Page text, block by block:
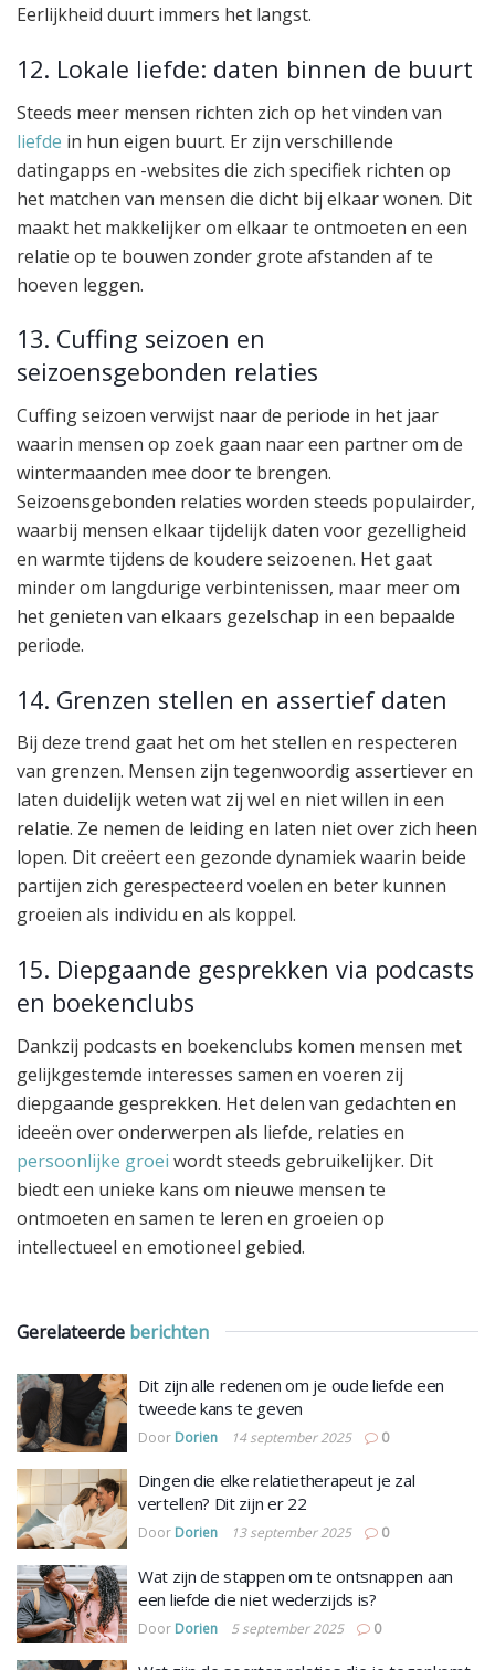
Eerlijkheid duurt immers het langst.
12. Lokale liefde: daten binnen de buurt
Steeds meer mensen richten zich op het vinden van
liefde in hun eigen buurt. Er zijn verschillende
datingapps en -websites die zich specifiek richten op
het matchen van mensen die dicht bij elkaar wonen. Dit
maakt het makkelijker om elkaar te ontmoeten en een
relatie op te bouwen zonder grote afstanden af te
hoeven leggen.
13. Cuffing seizoen en
seizoensgebonden relaties
Cuffing seizoen verwijst naar de periode in het jaar
waarin mensen op zoek gaan naar een partner om de
wintermaanden mee door te brengen.
Seizoensgebonden relaties worden steeds populairder,
waarbij mensen elkaar tijdelijk daten voor gezelligheid
en warmte tijdens de koudere seizoenen. Het gaat
minder om langdurige verbintenissen, maar meer om
het genieten van elkaars gezelschap in een bepaalde
periode.
14. Grenzen stellen en assertief daten
Bij deze trend gaat het om het stellen en respecteren
van grenzen. Mensen zijn tegenwoordig assertiever en
laten duidelijk weten wat zij wel en niet willen in een
relatie. Ze nemen de leiding en laten niet over zich heen
lopen. Dit creëert een gezonde dynamiek waarin beide
partijen zich gerespecteerd voelen en beter kunnen
groeien als individu en als koppel.
15. Diepgaande gesprekken via podcasts
en boekenclubs
Dankzij podcasts en boekenclubs komen mensen met
gelijkgestemde interesses samen en voeren zij
diepgaande gesprekken. Het delen van gedachten en
ideeën over onderwerpen als liefde, relaties en
persoonlijke groei wordt steeds gebruikelijker. Dit
biedt een unieke kans om nieuwe mensen te
ontmoeten en samen te leren en groeien op
intellectueel en emotioneel gebied.
Gerelateerde berichten
Dit zijn alle redenen om je oude liefde een
tweede kans te geven
Door Dorien 14 september 2025 0
Dingen die elke relatietherapeut je zal
vertellen? Dit zijn er 22
Door Dorien 13 september 2025 0
Wat zijn de stappen om te ontsnappen aan
een liefde die niet wederzijds is?
Door Dorien 5 september 2025 0